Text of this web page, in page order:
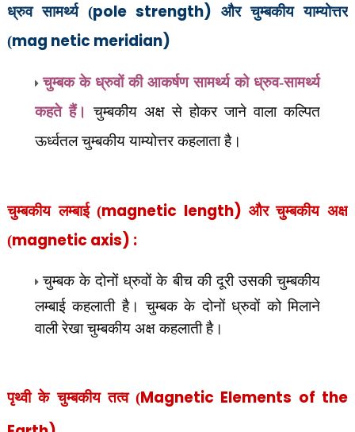
ध्रुव सामर्थ्य (pole strength)
और चुम्बकीय याम्योत्तर
(mag netic meridian)
चुम्बक के ध्रुवों की आकर्षण सामर्थ्य को ध्रुव-सामर्थ्य
कहते हैं। चुम्बकीय अक्ष से होकर जाने वाला कल्पित
ऊर्ध्वतल चुम्बकीय याम्योत्तर कहलाता है।
चुम्बकीय लम्बाई (magnetic length) और चुम्बकीयअक्ष
(magnetic axis) :
चुम्बक के दोनों ध्रुवों के बीच की दूरी उसकीचुम्बकीय
लम्बाई कहलाती है। चुम्बक के दोनों ध्रुवों को मिलाने
वाली रेखाचुम्बकीय अक्ष कहलाती है।
पृथ्वी के चुम्बकीय तत्व (Magnetic Elements of the